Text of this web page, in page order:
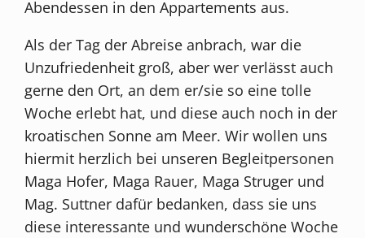
Abendessen in den Appartements aus.
Als der Tag der Abreise anbrach, war die
Unzufriedenheit groß, aber wer verlässt auch
gerne den Ort, an dem er/sie so eine tolle
Woche erlebt hat, und diese auch noch in der
kroatischen Sonne am Meer. Wir wollen uns
hiermit herzlich bei unseren Begleitpersonen
Maga Hofer, Maga Rauer, Maga Struger und
Mag. Suttner dafür bedanken, dass sie uns
diese interessante und wunderschöne Woche